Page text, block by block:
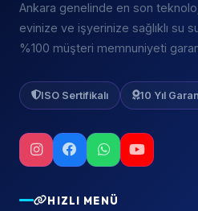
Ankara genelinde en son
evinize ve işyerinize sağlıklı su
%100 müşteri memnuniyeti
ISO Sertifikalı 10 Yıl
HIZLI MENÜ